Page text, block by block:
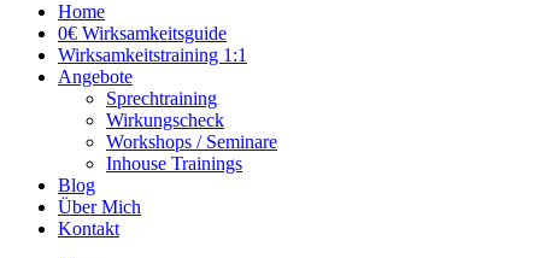
Home
0€ Wirksamkeitsguide
Wirksamkeitstraining 1:1
Angebote
Sprechtraining
Wirkungscheck
Workshops / Seminare
Inhouse Trainings
Blog
Über Mich
Kontakt